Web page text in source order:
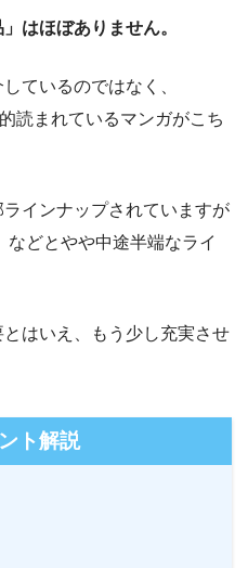
はほぼありません。
ているのではなく、
読まれているマンガがこち
インナップされていますが
などとやや中途半端なライ
はいえ、もう少し充実させ
ト解説